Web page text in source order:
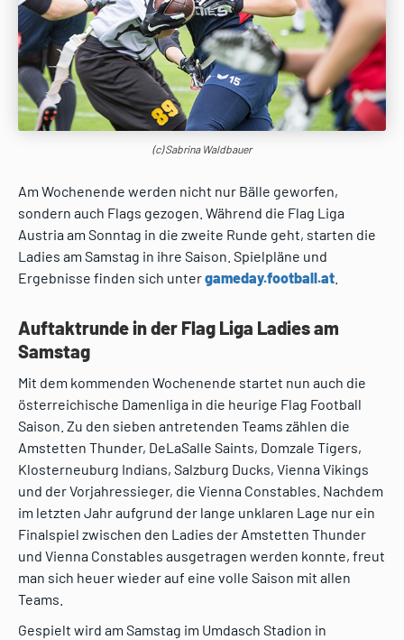
(c) Sabrina Waldbauer
Am Wochenende werden nicht nur Bälle geworfen,
sondern auch Flags gezogen. Während die Flag Liga
Austria am Sonntag in die zweite Runde geht, starten die
Ladies am Samstag in ihre Saison. Spielpläne und
Ergebnisse finden sich untergameday.football.at
Auftaktrunde in der Flag Liga Ladies am
Samstag
Mit dem kommenden Wochenende startet nun auch die
österreichische Damenliga in die heurige Flag Football
Saison. Zu den sieben antretenden Teams zählen die
Amstetten Thunder, DeLaSalle Saints, Domzale Tigers,
Klosterneuburg Indians, Salzburg Ducks, Vienna Vikings
und der Vorjahressieger, die Vienna Constables. Nachdem
im letzten Jahr aufgrund der lange unklaren Lage nur ein
Finalspiel zwischen den Ladies der Amstetten Thunder
und Vienna Constables ausgetragen werden konnte, freut
man sich heuer wieder auf eine volle Saison mit allen
Teams.
Gespielt wird am Samstag im Umdasch Stadion in